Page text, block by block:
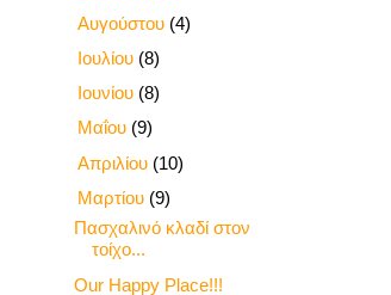
Αυγούστου (4)
Ιουλίου (8)
Ιουνίου (8)
Μαΐου (9)
Απριλίου (10)
Μαρτίου (9)
Πασχαλινό κλαδί στον
τοίχο...
Our Happy Place!!!